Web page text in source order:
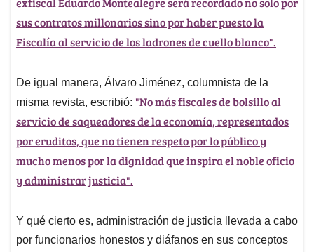
A
p
p
o
o
k
d
I
n
d
s
sus contratos millonarios sino por haber puesto la
Fiscalía al servicio de los ladrones de cuello blanco".
De igual manera, Álvaro Jiménez, columnista de la
misma revista, escribió: "No más fiscales de bolsillo al
servicio de saqueadores de la economía, representados
por eruditos, que no tienen respeto por lo público y
mucho menos por la dignidad que inspira el noble oficio
y administrar justicia".
Y qué cierto es, administración de justicia llevada a cabo
por funcionarios honestos y diáfanos en sus conceptos